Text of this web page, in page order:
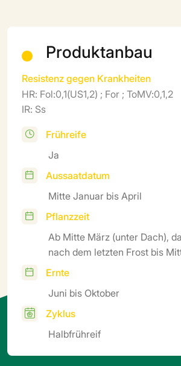
Produktanbau
Resistenz gegen Krankheiten
HR: Fol:0,1(US1,2) ; For ; ToMV:0,1,2
IR: Ss
Frühreife
Ja
Aussaatdatum
Mitte Januar bis April
Pflanzzeit
Ab Mitte März (unter Dach),
nach dem letzten Frost bis
Ernte
Juni bis Oktober
Zyklus
Halbfrühreif